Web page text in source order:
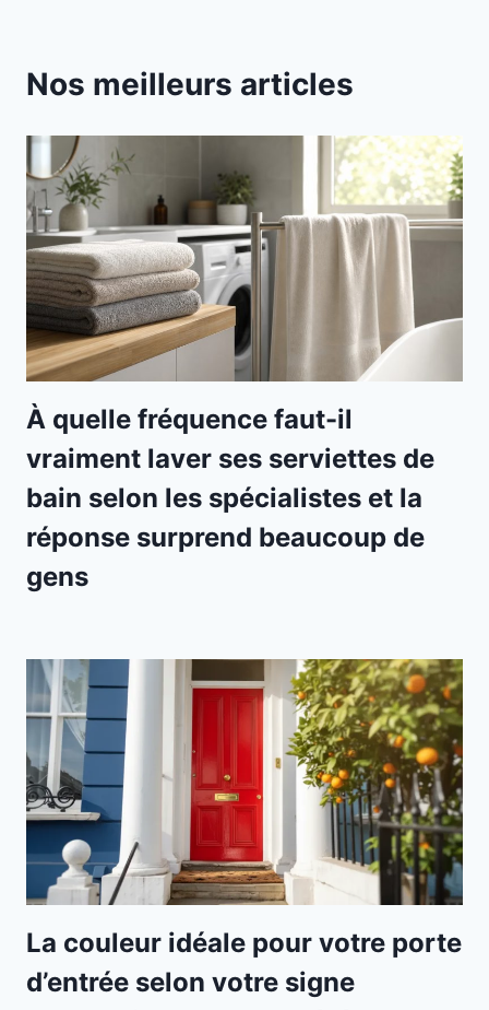
Nos meilleurs articles
À quelle fréquence faut-il
vraiment laver ses serviettes de
bain selon les spécialistes et la
réponse surprend beaucoup de
gens
La couleur idéale pour votre porte
d’entrée selon votre signe